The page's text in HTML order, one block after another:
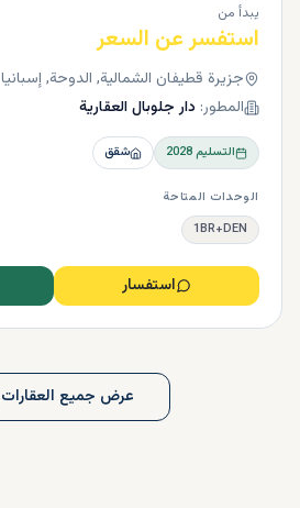
يبدأ من
استفسر عن السعر
جزيرة قطيفان الشمالية, الدوحة, إسبانيا
المطور: دار جلوبال العقارية
التسليم2028 شقق
الوحدات المتاحة
1BR+DEN
استفسار
عرض جميع العقارات